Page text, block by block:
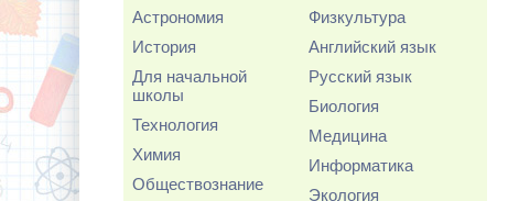
Астрономия
История
Для начальной
школы
Технология
Химия
Обществознание
Физкультура
Английский язык
Русский язык
Биология
Медицина
Информатика
Экология